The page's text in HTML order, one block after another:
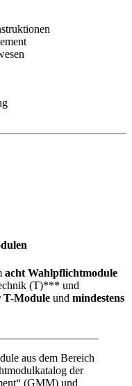
acht Wahlpflichtmodule
(T)*** und
T-Module und mindestens
aus dem Bereich
der
(GMM) und